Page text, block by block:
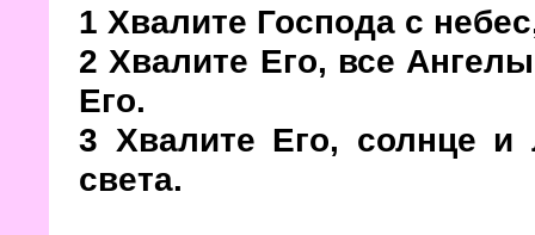
1 Хвалите Господа с
2 Хвалите Его, все
Его.
3 Хвалите Его, солнце и
света.